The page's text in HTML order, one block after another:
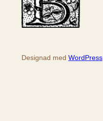
Designad med WordPress